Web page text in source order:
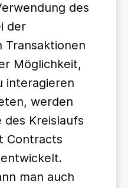
des
der
Transaktionen
Möglichkeit,
interagieren
werden
des Kreislaufs
Contracts
man auch